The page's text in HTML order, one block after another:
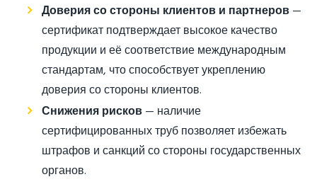
Доверия со стороны клиентов и партнеров—
сертификат подтверждает высокое качество
продукции и её соответствие международным
стандартам, что способствует укреплению
доверия со стороны клиентов.
Снижения рисков— наличие
сертифицированных труб позволяет избежать
штрафов и санкций со стороны государственных
органов.